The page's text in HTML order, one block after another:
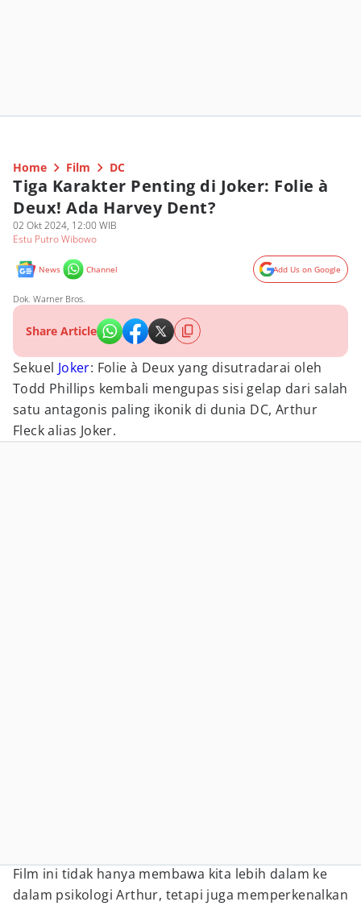
Home Film DC
Tiga Karakter Penting di Joker: Folie à
Deux! Ada Harvey Dent?
02 Okt 2024, 12:00 WIB
Estu Putro Wibowo
News Channel Add Us on Google
Dok. Warner Bros.
Share Article
Sekuel Joker: Folie à Deux yang disutradarai oleh
Todd Phillips kembali mengupas sisi gelap dari salah
satu antagonis paling ikonik di dunia DC, Arthur
Fleck alias Joker.
Film ini tidak hanya membawa kita lebih dalam ke
dalam psikologi Arthur, tetapi juga memperkenalkan